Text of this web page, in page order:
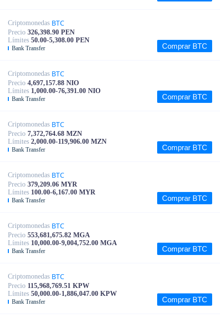
Criptomonedas BTC
Precio 326,398.90 PEN
Límites 50.00-5,308.00 PEN
Bank Transfer Comprar BTC
Criptomonedas BTC
Precio 4,697,157.88 NIO
Límites 1,000.00-76,391.00 NIO
Bank Transfer Comprar BTC
Criptomonedas BTC
Precio 7,372,764.68 MZN
Límites 2,000.00-119,906.00 MZN
Bank Transfer Comprar BTC
Criptomonedas BTC
Precio 379,209.06 MYR
Límites 100.00-6,167.00 MYR
Bank Transfer Comprar BTC
Criptomonedas BTC
Precio 553,681,675.82 MGA
Límites 10,000.00-9,004,752.00 MGA
Bank Transfer Comprar BTC
Criptomonedas BTC
Precio 115,968,769.51 KPW
Límites 50,000.00-1,886,047.00 KPW
Bank Transfer Comprar BTC